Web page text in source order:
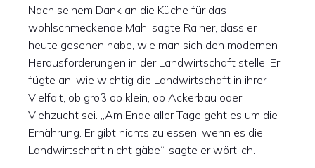
Nach seinem Dank an die Küche für das
wohlschmeckende Mahl sagte Rainer, dass er
heute gesehen habe, wie man sich den modernen
Herausforderungen in der Landwirtschaft stelle. Er
fügte an, wie wichtig die Landwirtschaft in ihrer
Vielfalt, ob groß ob klein, ob Ackerbau oder
Viehzucht sei. „Am Ende aller Tage geht es um die
Ernährung. Er gibt nichts zu essen, wenn es die
Landwirtschaft nicht gäbe“, sagte er wörtlich.